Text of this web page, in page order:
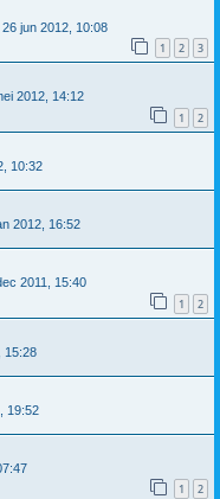
26 jun 2012, 10:08
1 2 3
2012, 14:12
1 2
10:32
2012, 16:52
2011, 15:40
1 2
15:28
19:52
1 2